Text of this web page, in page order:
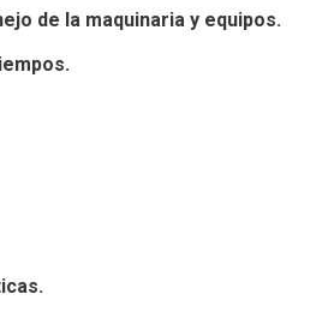
de la maquinaria y equipos.